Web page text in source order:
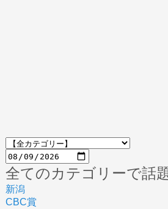
全てのカテゴリーで話
新潟
CBC賞